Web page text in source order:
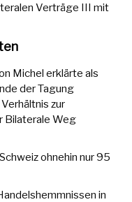
Verträge III mit
Michel erklärte als
der Tagung
zur
Bilaterale Weg
ohnehin nur 95
in